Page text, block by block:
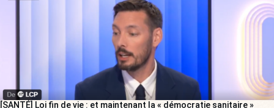
[SANTÉ] Loi fin de vie : et maintenant la « démocratie sanitaire »